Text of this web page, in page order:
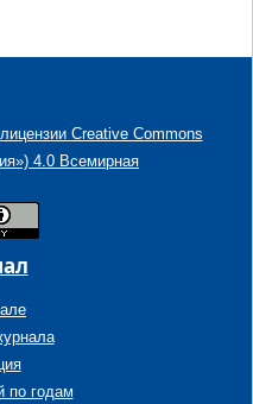
лицензии Creative Commons
4.0 Всемирная
по годам